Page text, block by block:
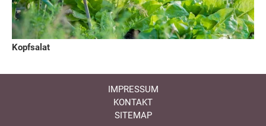
Kopfsalat
IMPRESSUM
KONTAKT
SITEMAP